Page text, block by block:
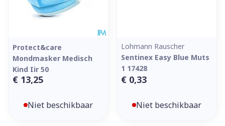
Protect&care
Mondmasker Medisch
Kind Iir 50
€ 13,25
Niet beschikbaar
Lohmann Rauscher
Sentinex Easy Blue Muts
1 17428
€ 0,33
Niet beschikbaar